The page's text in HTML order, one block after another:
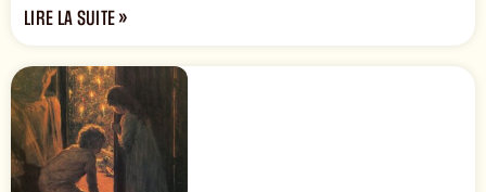
LIRE LA SUITE »